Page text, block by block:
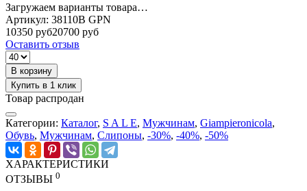
Загружаем варианты товара…
Артикул: 38110B GPN
10350 руб20700 руб
Оставить отзыв
В корзину
Купить в 1 клик
Товар распродан
Категории: Каталог, S A L E, Мужчинам, Giampieronicola,
Обувь, Мужчинам, Слипоны, -30%, -40%, -50%
ХАРАКТЕРИСТИКИ
ОТЗЫВЫ 0